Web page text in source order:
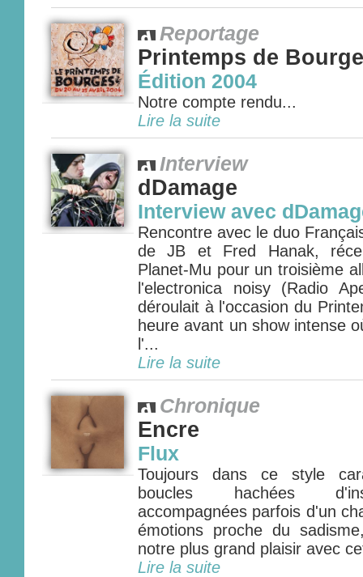
Reportage
Printemps de
Édition 2004
Notre compte rendu...
Lire la suite
Interview
dDamage
Interview avec
Rencontre avec le duo
de JB et Fred Hanak,
Planet-Mu pour un troisième
l'electronica noisy (Radio
déroulait à l'occasion du
heure avant un show intense
l'...
Lire la suite
Chronique
Encre
Flux
Toujours dans ce style
boucles hachées
accompagnées parfois d'un
émotions proche du
notre plus grand plaisir avec
Lire la suite